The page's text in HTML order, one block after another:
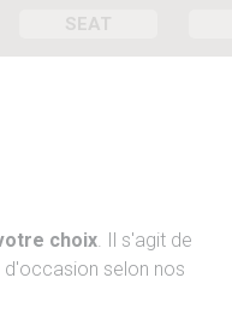
SEAT
choix . Il s'agit de
d'occasion selon nos